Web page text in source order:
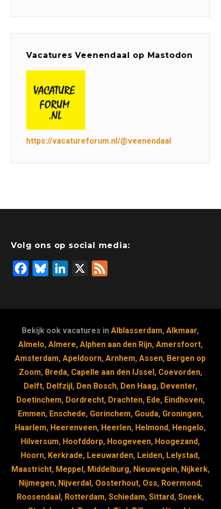
Vacatures Veenendaal op Mastodon
https://vacatureforum.nl/@veenendaal
Volg ons op social media:
F
b
o
o
k
Bl
k
y
Li
dI
n
X
Bekijk ook vacatures inAlblasserdam,Alkmaar,
Almelo, Almere, Alphen aan den Rijn, Amersfoort,
Amsterdam,Apeldoorn,Arnhem,Assen, Bergen op
Zoom, Breda, Capelle aan den IJssel, Coevorden,
Delft, Delfzijl, Den Bosch, Den Haag, Deventer,
Doetinchem, Dordrecht, Drachten, Ede, Eindhoven,
Emmen, Enschede, Gorinchem, Gouda, Groningen,
Haarlem, Heerenveen, Heerlen, Helmond, Hengelo,
Hilversum, Hoofddorp, Hoogeveen, Hoogezand,
Hoorn, Kerkrade, Leeuwarden, Leiden, Lelystad,
Maastricht, Meppel, Middelburg, Nieuwegein, Nijkerk,
Nijmegen, Nijverdal, Oosterhout, Oss, Roermond,
Roosendaal, Rotterdam,Schiedam,Sittard,Sneek,